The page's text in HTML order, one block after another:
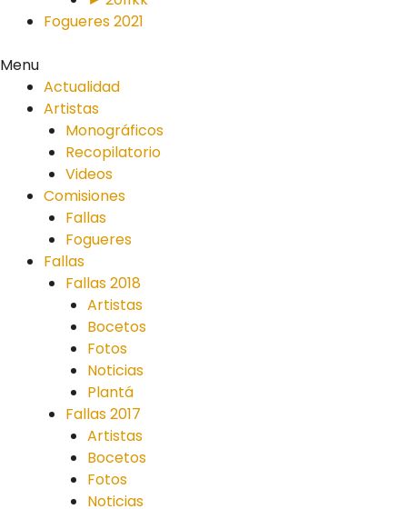
Fogueres 2021
Menu
Actualidad
Artistas
Monográficos
Recopilatorio
Videos
Comisiones
Fallas
Fogueres
Fallas
Fallas 2018
Artistas
Bocetos
Fotos
Noticias
Plantá
Fallas 2017
Artistas
Bocetos
Fotos
Noticias